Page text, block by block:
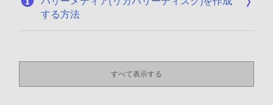
する方法
すべて表示する